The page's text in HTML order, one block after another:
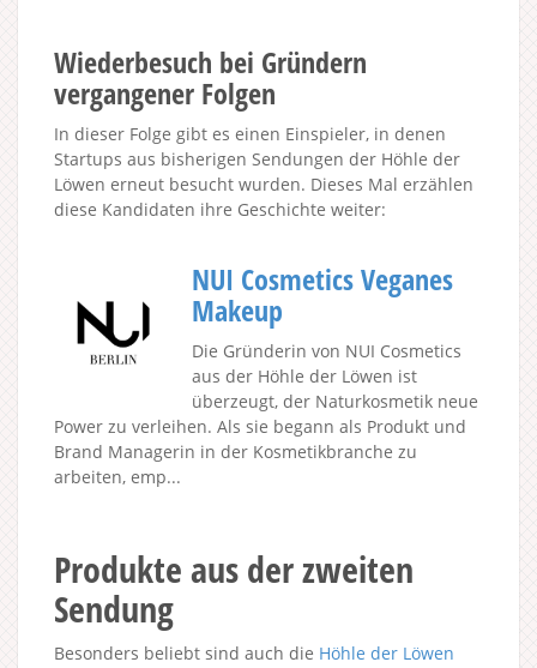
Wiederbesuch bei Gründern
vergangener Folgen
In dieser Folge gibt es einen Einspieler, in denen
Startups aus bisherigen Sendungen der Höhle der
Löwen erneut besucht wurden. Dieses Mal erzählen
diese Kandidaten ihre Geschichte weiter:
NUI Cosmetics Veganes
Makeup
Die Gründerin von NUI Cosmetics
aus der Höhle der Löwen ist
überzeugt, der Naturkosmetik neue
Power zu verleihen. Als sie begann als Produkt und
Brand Managerin in der Kosmetikbranche zu
arbeiten, emp...
Produkte aus der zweiten
Sendung
Besonders beliebt sind auch die Höhle der Löwen